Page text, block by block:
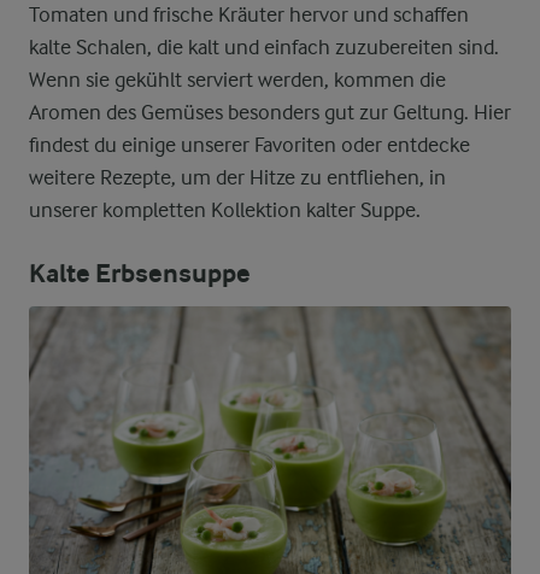
Tomaten und frische Kräuter hervor und schaffen
kalte Schalen, die kalt und einfach zuzubereiten sind.
Wenn sie gekühlt serviert werden, kommen die
Aromen des Gemüses besonders gut zur Geltung. Hier
findest du einige unserer Favoriten oder entdecke
weitere Rezepte, um der Hitze zu entfliehen, in
unserer kompletten Kollektion kalter Suppe.
Kalte Erbsensuppe